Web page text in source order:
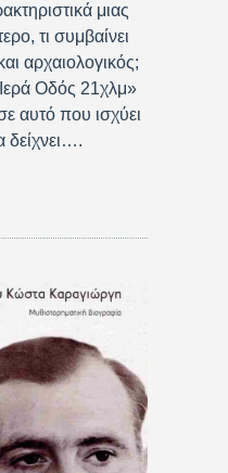
μιας
τι συμβαίνει
αρχαιολογικός;
Οδός 21χλμ»
αυτό που ισχύει
δείχνει….